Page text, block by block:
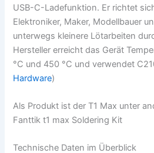
USB-C-Ladefunktion. Er richtet
Elektroniker, Maker, Modellbauer
unterwegs kleinere Lötarbeiten
Hersteller erreicht das Gerät
°C und 450 °C und verwendet
Hardware)
Als Produkt ist der T1 Max unter
Fanttik t1 max Soldering Kit
Technische Daten im Überblick